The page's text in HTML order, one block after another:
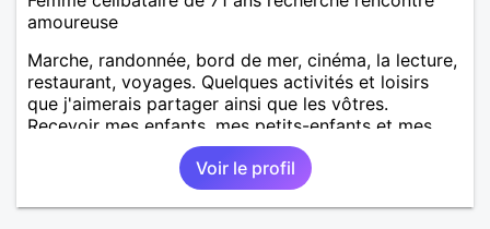
amoureuse
Marche, randonnée, bord de mer, cinéma, la lecture,
restaurant, voyages. Quelques activités et loisirs
que j'aimerais partager ainsi que les vôtres.
Recevoir mes enfants, mes petits-enfants et mes
amis. Bénévolat auprès des enfants à l’école, pour le
cinéma indépendant... Se rencontrer, être à l’écoute,
échanger avec une personne de confiance, pour une
vie de partage, de tendresse. Les voyages et où
Voir le profil